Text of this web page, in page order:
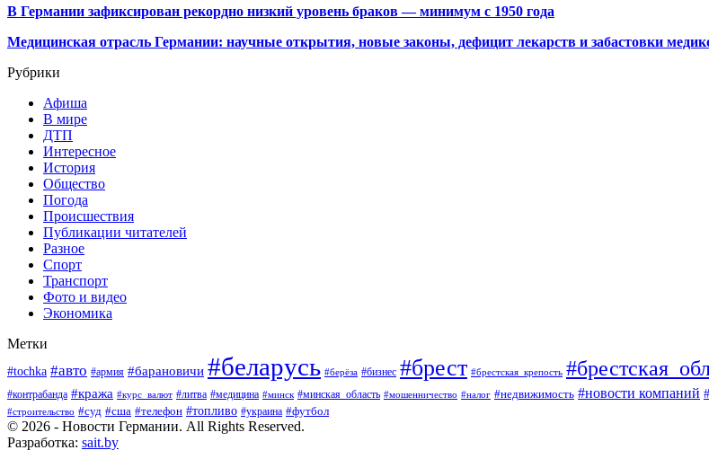
В Германии зафиксирован рекордно низкий уровень браков — минимум с 1950 года
Медицинская отрасль Германии: научные открытия, новые законы, дефицит лекарств и забастовки
Рубрики
Афиша
В мире
ДТП
Интересное
История
Общество
Погода
Происшествия
Публикации читателей
Разное
Спорт
Транспорт
Фото и видео
Экономика
Метки
#tochka #авто #армия #барановичи #беларусь #берёза #бизнес #брест #брестская_крепость
#контрабанда #кража #курс_валют #литва #медицина #минск #минская_область #мошенничество #налог #недвижимость #новости компаний
#строительство #суд #сша #телефон #топливо #украина #футбол
© 2026 - Новости Германии. All Rights Reserved.
Разработка: sait.by